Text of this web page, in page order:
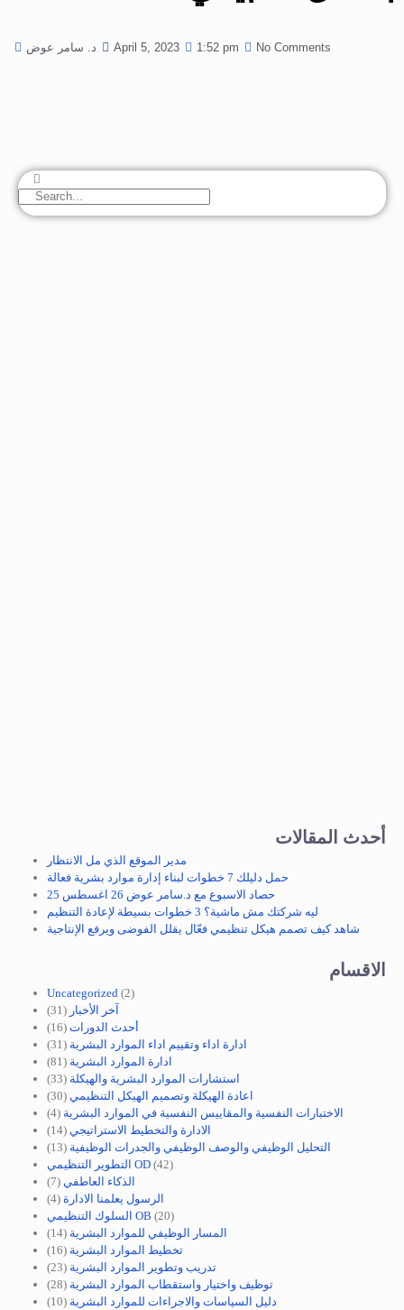
د. سامر عوض April 5, 2023 1:52 pm No Comments
أحدث المقالات
مدير الموقع الذي مل الانتظار
حمل دليلك 7 خطوات لبناء إدارة موارد بشرية فعالة
حصاد الاسبوع مع د.سامر عوض 26 اغسطس 25
ليه شركتك مش ماشية؟ 3 خطوات بسيطة لإعادة التنظيم
شاهد كيف تصمم هيكل تنظيمي فعّال يقلل الفوضى ويرفع الإنتاجية
الاقسام
Uncategorized (2)
آخر الأخبار (31)
أحدث الدورات (16)
ادارة اداء وتقييم اداء الموارد البشرية (31)
ادارة الموارد البشرية (81)
استشارات الموارد البشرية والهيكلة (33)
اعادة الهيكلة وتصميم الهيكل التنظيمي (30)
الاختبارات النفسية والمقاييس النفسية في الموارد البشرية (4)
الادارة والتخطيط الاستراتيجي (14)
التحليل الوظيفي والوصف الوظيفي والجدرات الوظيفية (13)
التطوير التنظيمي OD (42)
الذكاء العاطفي (7)
الرسول يعلمنا الادارة (4)
السلوك التنظيمي OB (20)
المسار الوظيفي للموارد البشرية (14)
تخطيط الموارد البشرية (16)
تدريب وتطوير الموارد البشرية (23)
توظيف واختيار واستقطاب الموارد البشرية (28)
دليل السياسات والاجراءات للموارد البشرية (10)